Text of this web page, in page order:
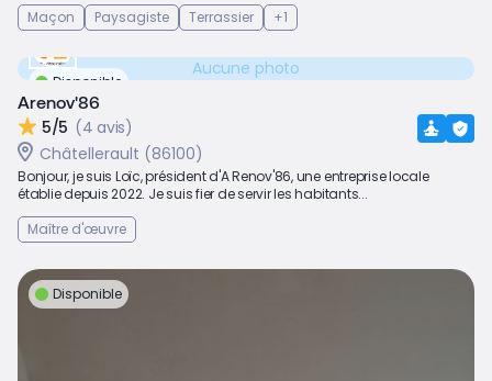
Maçon
Paysagiste Terrassier +1
Disponible
Aucune photo
Arenov'86
5/5 (4 avis)
Châtellerault (86100)
Bonjour, je suis Loïc, président d'A Renov'86, une entreprise locale
établie depuis 2022. Je suis fier de servir les habitants...
Maître d'œuvre
Disponible